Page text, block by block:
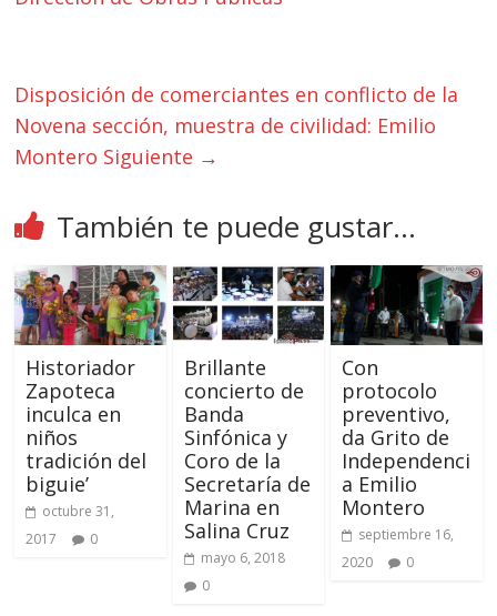
Disposición de comerciantes en conflicto de la
Novena sección, muestra de civilidad: Emilio
Montero Siguiente →
También te puede gustar...
Historiador
Zapoteca
inculca en
niños
tradición del
biguie’
octubre 31,
2017
0
Brillante
concierto de
Banda
Sinfónica y
Coro de la
Secretaría de
Marina en
Salina Cruz
mayo 6, 2018
0
Con
protocolo
preventivo,
da Grito de
Independenci
a Emilio
Montero
septiembre 16,
2020
0